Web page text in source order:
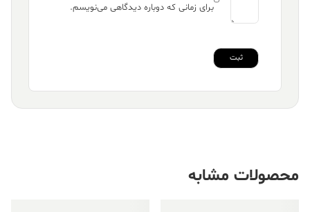
برای زمانی که دوباره دیدگاهی می‌نویسم.
محصولات مشابه